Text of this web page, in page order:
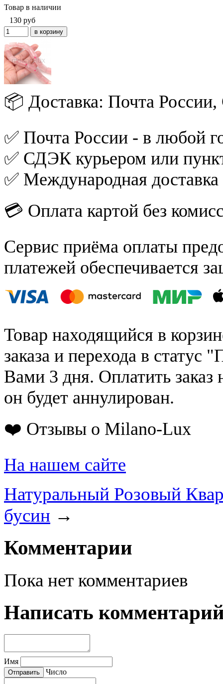
Товар в наличии
130 руб
📦 Доставка: Почта
✅ Почта России - в любой
✅ СДЭК курьером или
✅ Международная
💳 Оплата картой без
Сервис приёма оплаты
платежей обеспечивается
Товар находящийся в
заказа и перехода в статус
Вами 3 дня. Оплатить заказ
он будет аннулирован.
❤️ Отзывы о Milano-Lux
На нашем сайте
Натуральный Розовый
бусин →
Комментарии
Пока нет комментариев
Написать
Имя
Число